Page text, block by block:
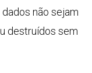
não sejam
destruídos sem